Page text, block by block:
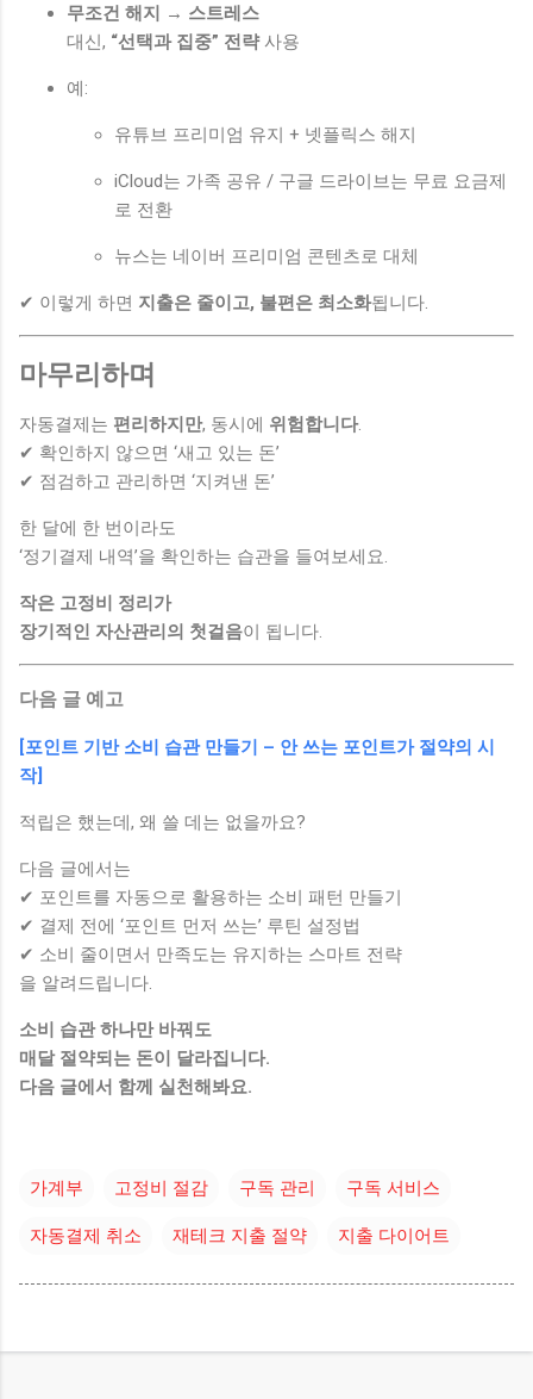
무조건 해지 → 스트레스
대신, “선택과 집중” 전략사용
예:
유튜브 프리미엄 유지 + 넷플릭스 해지
iCloud는 가족 공유 / 구글 드라이브는 무료 요금제
로 전환
뉴스는 네이버 프리미엄 콘텐츠로 대체
✔ 이렇게 하면 지출은 줄이고, 불편은 최소화됩니다.
마무리하며
자동결제는 편리하지만, 동시에 위험합니다.
✔ 확인하지 않으면 ‘새고 있는 돈’
✔ 점검하고 관리하면 ‘지켜낸 돈’
한 달에 한 번이라도
‘정기결제 내역’을 확인하는 습관을 들여보세요.
작은 고정비 정리가
장기적인 자산관리의 첫걸음이 됩니다.
다음 글 예고
[포인트 기반 소비 습관 만들기 – 안 쓰는 포인트가 절약의 시
작]
적립은 했는데, 왜 쓸 데는 없을까요?
다음 글에서는
✔ 포인트를 자동으로 활용하는 소비 패턴 만들기
✔ 결제 전에 ‘포인트 먼저 쓰는’ 루틴 설정법
✔ 소비 줄이면서 만족도는 유지하는 스마트 전략
을 알려드립니다.
소비 습관 하나만 바꿔도
매달 절약되는 돈이 달라집니다.
다음 글에서 함께 실천해봐요.
가계부 고정비 절감 구독 관리 구독 서비스
자동결제 취소 재테크 지출 절약 지출 다이어트